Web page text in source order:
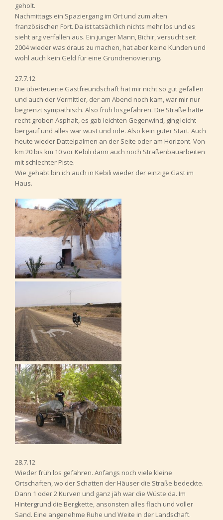
geholt.
Nachmittags ein Spaziergang im Ort und zum alten
französischen Fort. Da ist tatsächlich nichts mehr los und es
sieht arg verfallen aus. Ein junger Mann, Bichir, versucht seit
2004 wieder was draus zu machen, hat aber keine Kunden und
wohl auch kein Geld für eine Grundrenovierung.
27.7.12
Die überteuerte Gastfreundschaft hat mir nicht so gut gefallen
und auch der Vermittler, der am Abend noch kam, war mir nur
begrenzt sympathisch. Also früh losgefahren. Die Straße hatte
recht groben Asphalt, es gab leichten Gegenwind, ging leicht
bergauf und alles war wüst und öde. Also kein guter Start. Auch
heute wieder Dattelpalmen an der Seite oder am Horizont. Von
km 20 bis km 10 vor Kebili dann auch noch Straßenbauarbeiten
mit schlechter Piste.
Wie gehabt bin ich auch in Kebili wieder der einzige Gast im
Haus.
28.7.12
Wieder früh los gefahren. Anfangs noch viele kleine
Ortschaften, wo der Schatten der Häuser die Straße bedeckte.
Dann 1 oder 2 Kurven und ganz jäh war die Wüste da. Im
Hintergrund die Bergkette, ansonsten alles flach und voller
Sand. Eine angenehme Ruhe und Weite in der Landschaft.